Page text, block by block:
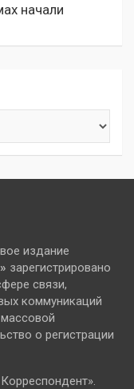
начали
издание
зарегистрировано
связи,
коммуникаций
о регистрации